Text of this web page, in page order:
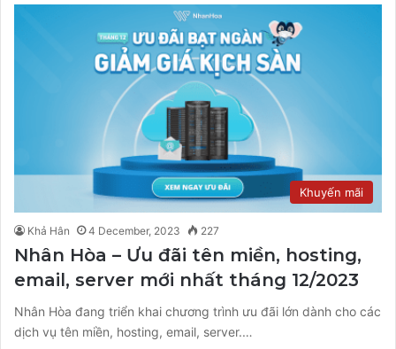
Khuyến mãi
Khả Hân 4 December, 2023 227
Nhân Hòa – Ưu đãi tên miền, hosting,
email, server mới nhất tháng 12/2023
Nhân Hòa đang triển khai chương trình ưu đãi lớn dành cho các
dịch vụ tên miền, hosting, email, server.…